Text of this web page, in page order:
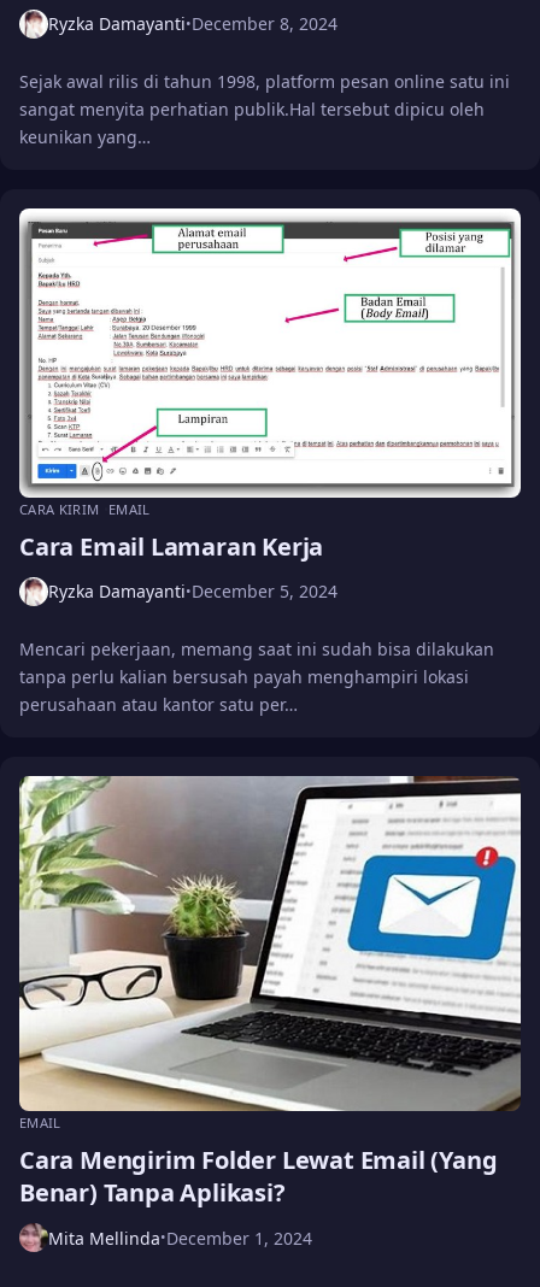
Ryzka Damayanti•December 8, 2024
Sejak awal rilis di tahun 1998, platform pesan online satu ini
sangat menyita perhatian publik.Hal tersebut dipicu oleh
keunikan yang…
CARA KIRIM EMAIL
Cara Email Lamaran Kerja
Ryzka Damayanti•December 5, 2024
Mencari pekerjaan, memang saat ini sudah bisa dilakukan
tanpa perlu kalian bersusah payah menghampiri lokasi
perusahaan atau kantor satu per…
EMAIL
Cara Mengirim Folder Lewat Email (Yang
Benar) Tanpa Aplikasi?
Mita Mellinda•December 1, 2024